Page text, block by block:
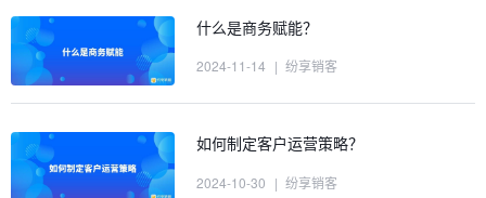
什么是商务赋能？
2024-11-14 | 纷享销客
如何制定客户运营策略？
2024-10-30 | 纷享销客